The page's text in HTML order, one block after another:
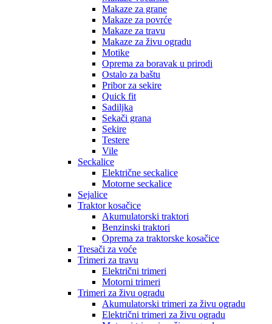
Makaze za grane
Makaze za povrće
Makaze za travu
Makaze za živu ogradu
Motike
Oprema za boravak u prirodi
Ostalo za baštu
Pribor za sekire
Quick fit
Sadiljka
Sekači grana
Sekire
Testere
Vile
Seckalice
Električne seckalice
Motorne seckalice
Sejalice
Traktor kosačice
Akumulatorski traktori
Benzinski traktori
Oprema za traktorske kosačice
Tresači za voće
Trimeri za travu
Električni trimeri
Motorni trimeri
Trimeri za živu ogradu
Akumulatorski trimeri za živu ogradu
Električni trimeri za živu ogradu